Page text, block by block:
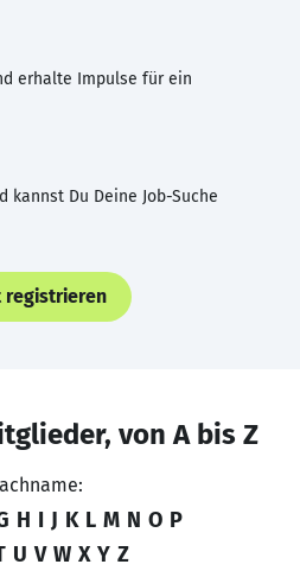
erhalte Impulse für ein
kannst Du Deine Job-Suche
registrieren
von A bis Z
H I J K L M N O P
U V W X Y Z